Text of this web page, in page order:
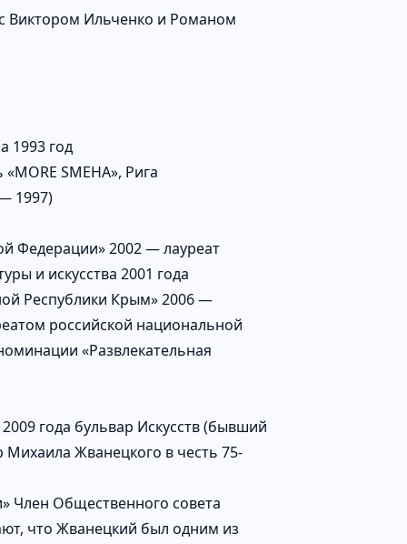
Виктором Ильченко и Романом
1993 год
SMEHA», Рига
1997)
Федерации» 2002 — лауреат
и искусства 2001 года
Республики Крым» 2006 —
российской национальной
«Развлекательная
года бульвар Искусств (бывший
Жванецкого в честь 75-
Член Общественного совета
что Жванецкий был одним из